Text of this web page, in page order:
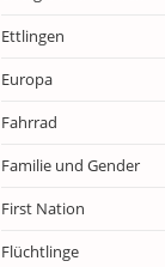
Ettlingen
Europa
Fahrrad
Familie und Gender
First Nation
Flüchtlinge